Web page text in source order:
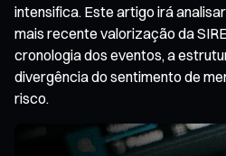
intensifica. Este artigo irá
mais recente valorização da
cronologia dos eventos, a
divergência do sentimento de
risco.